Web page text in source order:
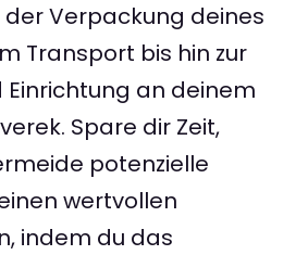
Verpackung deines
Transport bis hin zur
Einrichtung an deinem
Spare dir Zeit,
potenzielle
wertvollen
indem du das